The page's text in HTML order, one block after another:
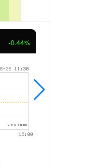
-0.44%